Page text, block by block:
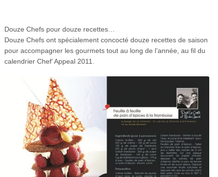
Douze Chefs pour douze recettes…
Douze Chefs ont spécialement concocté douze recettes de saison
pour accompagner les gourmets tout au long de l’année, au fil du
calendrier Chef’ Appeal 2011.